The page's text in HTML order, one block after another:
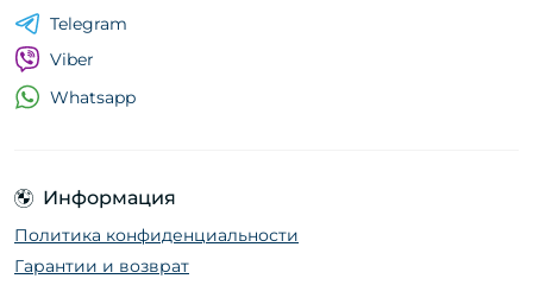
Информация
Политика конфиденциальности
Гарантии и возврат
Telegram
Viber
Whatsapp